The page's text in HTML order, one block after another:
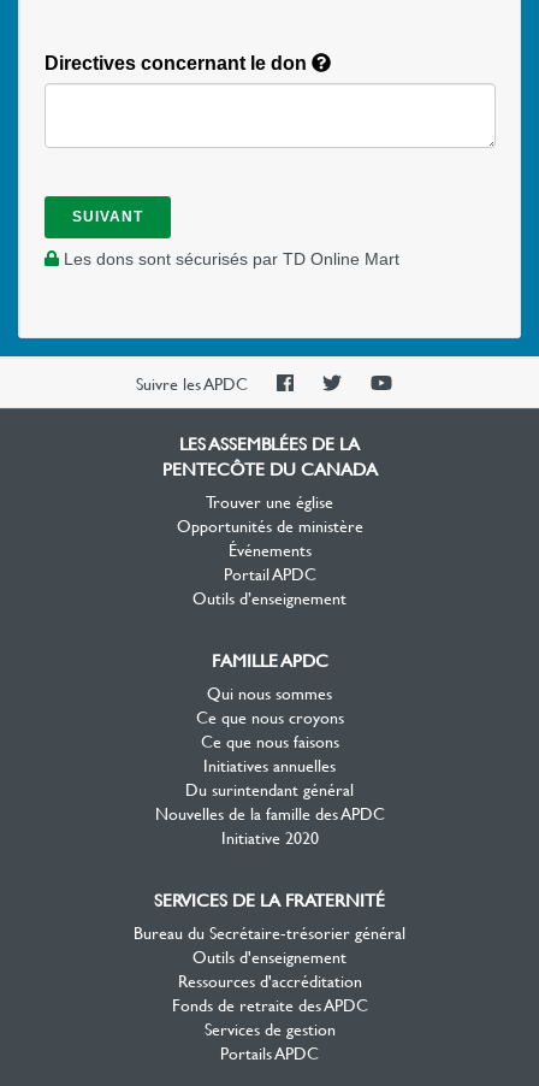
Directives concernant le don
SUIVANT
Les dons sont sécurisés par TD Online Mart
Suivre les APDC
PAOCPAOCPAOC
LES ASSEMBLÉES DE LA
PENTECÔTE DU CANADA
Trouver une église
Opportunités de ministère
Événements
Portail APDC
Outils d’enseignement
FAMILLE APDC
Qui nous sommes
Ce que nous croyons
Ce que nous faisons
Initiatives annuelles
Du surintendant général
Nouvelles de la famille des APDC
Initiative 2020
SERVICES DE LA FRATERNITÉ
Bureau du Secrétaire-trésorier général
Outils d'enseignement
Ressources d'accréditation
Fonds de retraite des APDC
Services de gestion
Portails APDC